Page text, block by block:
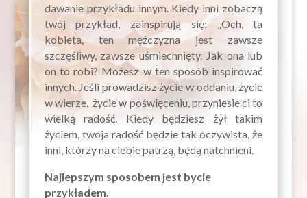
dawanie przykładu innym. Kiedy inni zobaczą
twój przykład, zainspirują się: „Och, ta
kobieta, ten mężczyzna jest zawsze
szczęśliwy, zawsze uśmiechnięty. Jak ona lub
on to robi? Możesz w ten sposób inspirować
innych. Jeśli prowadzisz życie w oddaniu, życie
w wierze, życie w poświęceniu, przyniesie ci to
wielką radość. Kiedy będziesz żył takim
życiem, twoja radość będzie tak oczywista, że
inni, którzy na ciebie patrzą, będą natchnieni.
Najlepszym sposobem jest bycie
przykładem.